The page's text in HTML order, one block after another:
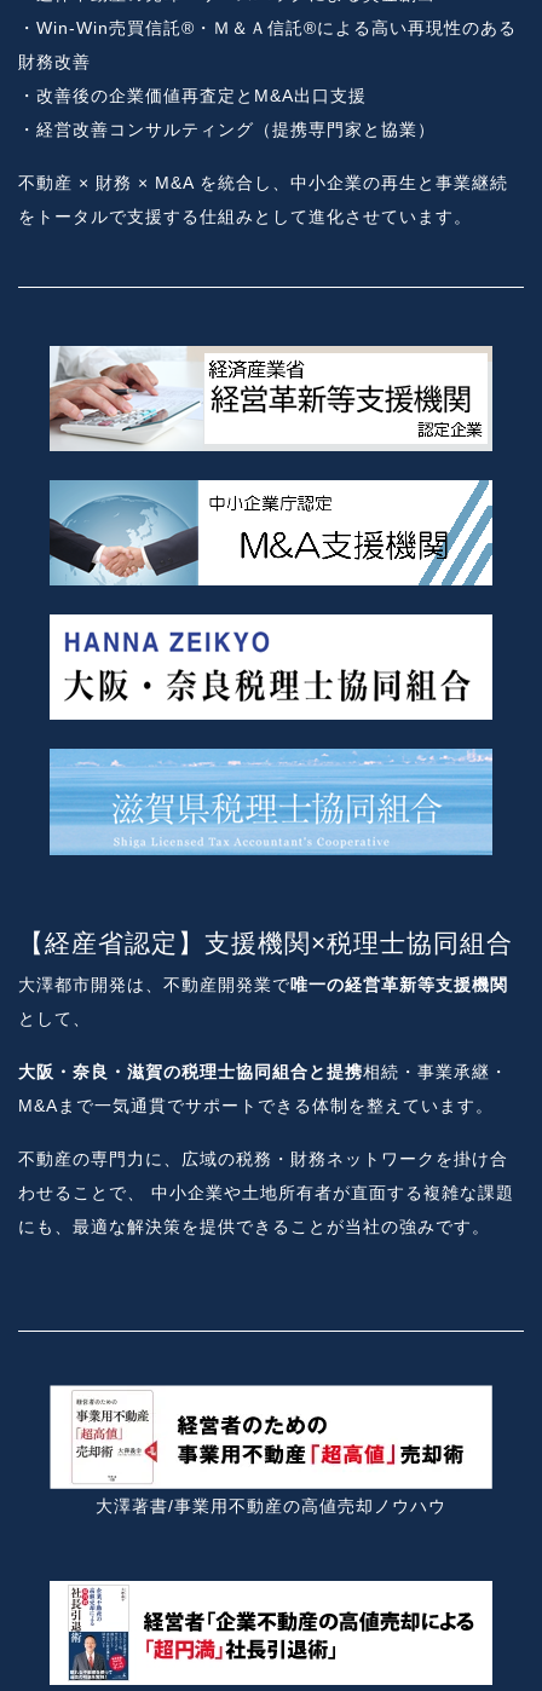
・Win-Win売買信託®・Ｍ＆Ａ信託®による高い再現性のある
財務改善
・改善後の企業価値再査定とM&A出口支援
・経営改善コンサルティング（提携専門家と協業）
不動産 × 財務 × M&A を統合し、中小企業の再生と事業継続
をトータルで支援する仕組みとして進化させています。
【経産省認定】支援機関×税理士協同組合
大澤都市開発は、不動産開発業で唯一の経営革新等支援機関
として、
大阪・奈良・滋賀の税理士協同組合と提携相続・事業承継・
M&Aまで一気通貫でサポートできる体制を整えています。
不動産の専門力に、広域の税務・財務ネットワークを掛け合
わせることで、 中小企業や土地所有者が直面する複雑な課題
にも、最適な解決策を提供できることが当社の強みです。
大澤著書/事業用不動産の高値売却ノウハウ